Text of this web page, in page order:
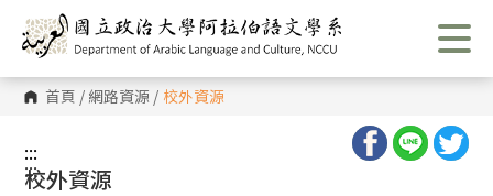
跳
到
主
內
容 首頁 / 網路資源 / 校外資源
:::
:::
校外資源